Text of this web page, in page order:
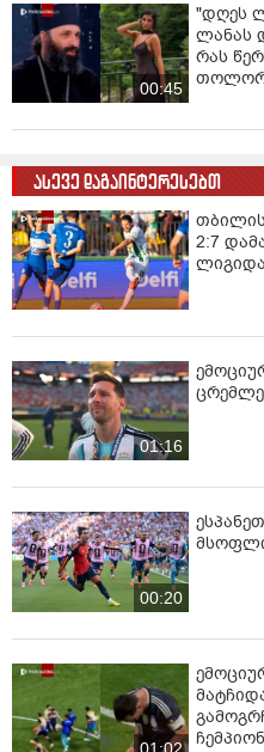
00:45
"დღეს
ლანას
რას
ასევე დაგაინტერესებთ
2:7
01:16
00:20